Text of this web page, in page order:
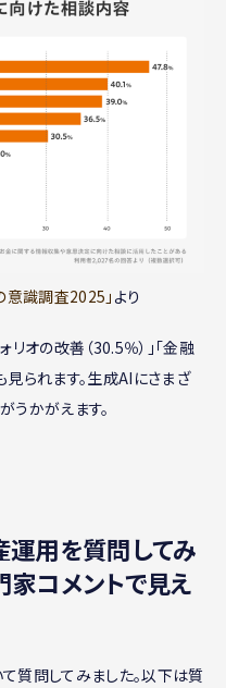
意識調査2025」 より
オの改善（30.5％）」「金融
見られます。生成AIにさまざ
うかがえます。
用を質問してみ
コメントで見え
質問してみました。以下は質